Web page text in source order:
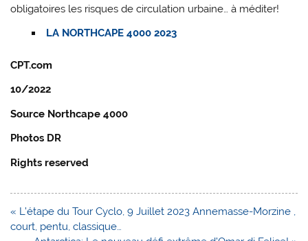
obligatoires les risques de circulation urbaine… à méditer!
LA NORTHCAPE 4000 2023
CPT.com
10/2022
Source Northcape 4000
Photos DR
Rights reserved
Navigation
de
« L’étape du Tour Cyclo, 9 Juillet 2023 Annemasse-Morzine ,
court, pentu, classique…